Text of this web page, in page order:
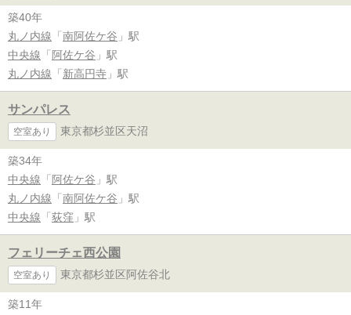
築40年
丸ノ内線 「 南阿佐ケ谷 」駅
中央線 「 阿佐ケ谷 」駅
丸ノ内線 「 新高円寺 」駅
サンパレス
空室あり 東京都杉並区天沼
築34年
中央線 「 阿佐ケ谷 」駅
丸ノ内線 「 南阿佐ケ谷 」駅
中央線 「 荻窪 」駅
フェリーチェ西公園
空室あり 東京都杉並区阿佐谷北
築11年